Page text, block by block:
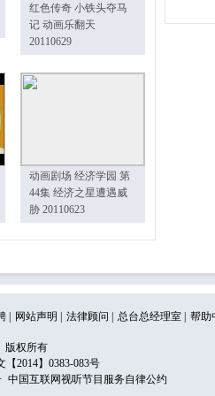
红色传奇 小铁头夺马
记 动画乐翻天
20110629
动画剧场 经济学园 第
44集 经济之星遭遇威
胁 20110623
网站声明 法律顾问 总台总经理室 帮助
版权所有
【2014】0383-083号
中国互联网视听节目服务自律公约